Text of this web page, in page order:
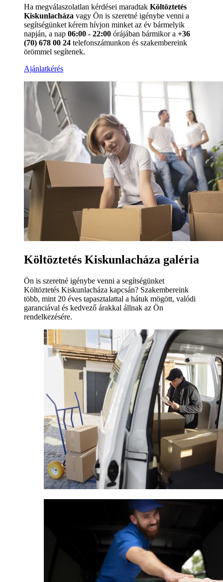
Ha megválaszolatlan kérdései maradtak Költöztetés
Kiskunlacháza vagy Ön is szeretné igénybe venni a
segítségünket kérem hívjon minket az év bármelyik
napján, a nap 06:00 - 22:00 órájában bármikor a +36
(70) 678 00 24 telefonszámunkon és szakembereink
örömmel segítenek.
Ajánlatkérés
Költöztetés Kiskunlacháza galéria
Ön is szeretné igénybe venni a segítségünket
Költöztetés Kiskunlacháza kapcsán? Szakembereink
több, mint 20 éves tapasztalattal a hátuk mögött, valódi
garanciával és kedvező árakkal állnak az Ön
rendelkezésére.